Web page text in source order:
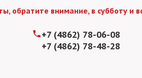
внимание, в субботу и
+7 (4862) 78-06-08
+7 (4862) 78-48-28